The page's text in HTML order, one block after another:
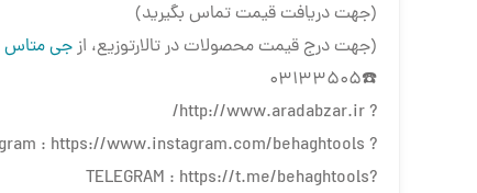
(جهت دریافت قیمت تماس بگیرید)
(جهت درج قیمت محصولات در تالارتوزیع، ازجی متاس
☎️03133505
? http://www.aradabzar.ir/
? Instagram : https://www.instagram.com/behaghtools/
?TELEGRAM : https://t.me/behaghtools